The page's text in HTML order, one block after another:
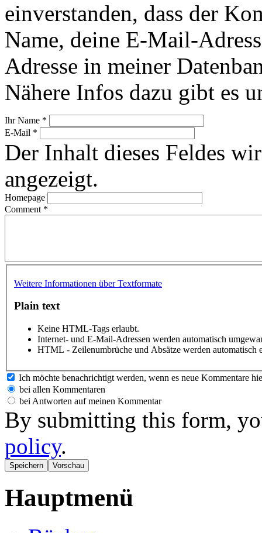
einverstanden, dass der
Name, deine E-Mail-
Adresse in meiner
Nähere Infos dazu gibt es
Ihr Name *
E-Mail *
Der Inhalt dieses Feldes
angezeigt.
Homepage
Comment *
Weitere Informationen über Textformate
Plain text
Keine HTML-Tags erlaubt.
Internet- und E-Mail-Adressen werden automatisch
HTML - Zeilenumbrüche und Absätze werden automatisch
Ich möchte benachrichtigt werden, wenn es neue Kommentare
bei allen Kommentaren
bei Antworten auf meinen Kommentar
By submitting this form,
policy.
Hauptmenü